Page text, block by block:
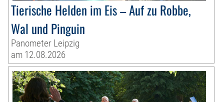
Tierische Helden im Eis – Auf zu Robbe,
Wal und Pinguin
Panometer Leipzig
am 12.08.2026